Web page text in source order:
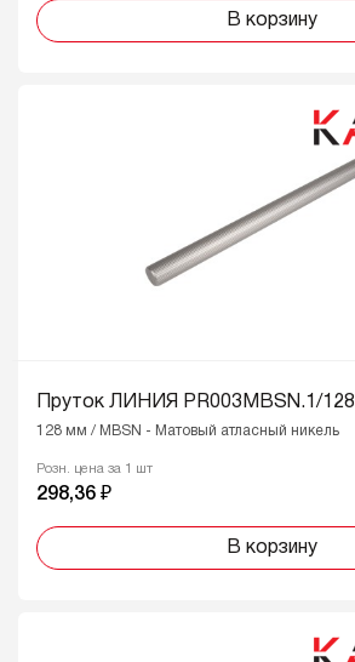
В корзину
Пруток ЛИНИЯ PR003MBSN.1/128
128 мм / MBSN - Матовый атласный никель
Розн. цена за 1 шт
298,36 ₽
В корзину